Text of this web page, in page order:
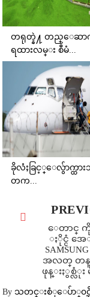
တရုတ္နဲ႔ တည္ေဆ
ရထားလမ္း စီမံ...
ခိုလံႈခြင့္ေလွ်ာက္ထား
တက...
ေတာင္ ကို
ႏိုင္ငံ အေ
အလတ္ တန္
ဖုန္းႏွစ္လံုး
Byသတင္းစံုေပ်ာ္၀င္